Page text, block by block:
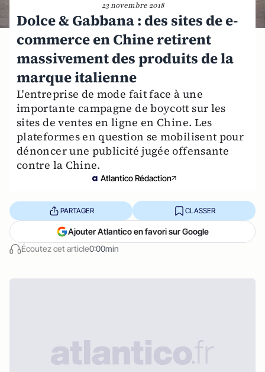
23 novembre 2018
Dolce & Gabbana : des sites de e-
commerce en Chine retirent
massivement des produits de la
marque italienne
L'entreprise de mode fait face à une
importante campagne de boycott sur les
sites de ventes en ligne en Chine. Les
plateformes en question se mobilisent pour
dénoncer une publicité jugée offensante
contre la Chine.
Atlantico Rédaction
Écoutez cet article0:00min
PARTAGER CLASSER
Ajouter Atlantico en favori sur Google